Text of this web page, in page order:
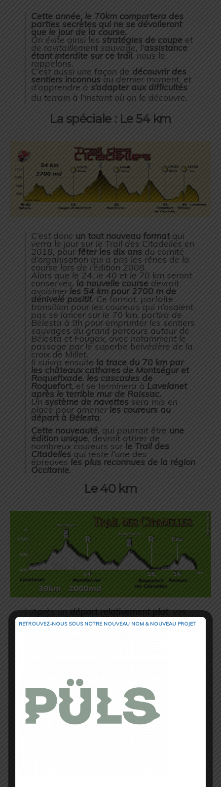
Cette année, le 70km comportera des
parties secrètes qui ne se dévoileront
que le jour de la course.
On évite ainsi les stratégies de coupe et
de ravitaillement sauvage, l’assistance
étant interdite sur ce trail, nous le
rappelons.
C’est aussi une façon de découvrir des
sentiers inconnus au dernier moment, et
d’apprendre à s’adapter aux difficultés
du terrain à l’instant où on le découvre.
La spéciale : Le 54 km
C’est donc un tout nouveau formatqui
verra le jour sur le Trail des Citadelles en
2018, pour fêter les dix ans du comité
d’organisation qui a pris les rênes de la
course lors de l’édition 2008.
Alors que le 24, le 40 et le 70 km seront
conservés, la nouvelle course devrait
avoisiner les 54 km pour 2700 m de
dénivelé positif. Ce format, parfaite
transition pour les coureurs qui n’osaient
pas se lancer sur le 70 km, partira de
Bélesta à 9h pour emprunter les sentiers
sauvages du grand parcours autour de
Bélesta et Fougax, avec notamment le
passage par le superbe belvédère de la
croix de Millet.
Il suivra ensuite la trace du 70 km par
les châteaux cathares de Montségur et
Roquefixade, les cascades de
Roquefort, et se terminera à Lavelanet
après le terrible mur de Raissac.
Un système de navettes sera mis en
place pour amener les coureurs au
départ à Bélesta.
Cette nouveauté, qui pourrait être une
édition unique, devrait attirer de
nombreux coureurs sur le Trail des
Citadelles qui reste l’une des
épreuves les plus reconnues de la région
Occitanie.
Le 40 km
Après undépart relativement plat, vos
jambes devront affronter les premières
côtes qui vous mèneront auxcrêtes de
Château de Montségur
Ladescente technique passée avec
prudence, vous rejoindrez le
ravitaillement de Montferrier par le
splendide Sentier Cathare avant de
traverser plusieurs bois et gravir de
RETROUVEZ-NOUS SOUS NOTRE NOUVEAU NOM & NOUVEAU PROJET